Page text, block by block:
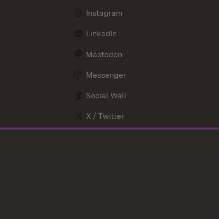
Instagram
LinkedIn
Mastodon
Messenger
Social Wall
X / Twitter